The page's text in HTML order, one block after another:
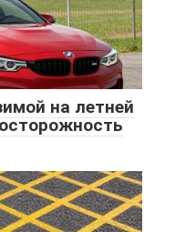
на летней